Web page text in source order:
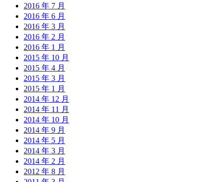
2016 年 7 月
2016 年 6 月
2016 年 3 月
2016 年 2 月
2016 年 1 月
2015 年 10 月
2015 年 4 月
2015 年 3 月
2015 年 1 月
2014 年 12 月
2014 年 11 月
2014 年 10 月
2014 年 9 月
2014 年 5 月
2014 年 3 月
2014 年 2 月
2012 年 8 月